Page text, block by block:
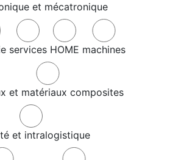
et mécatronique
services HOME machines
et matériaux composites
et intralogistique